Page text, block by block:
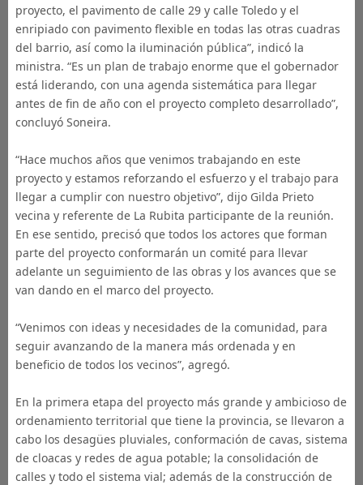
proyecto, el pavimento de calle 29 y calle Toledo y el
enripiado con pavimento flexible en todas las otras cuadras
del barrio, así como la iluminación pública”, indicó la
ministra. “Es un plan de trabajo enorme que el gobernador
está liderando, con una agenda sistemática para llegar
antes de fin de año con el proyecto completo desarrollado”,
concluyó Soneira.
“Hace muchos años que venimos trabajando en este
proyecto y estamos reforzando el esfuerzo y el trabajo para
llegar a cumplir con nuestro objetivo”, dijo Gilda Prieto
vecina y referente de La Rubita participante de la reunión.
En ese sentido, precisó que todos los actores que forman
parte del proyecto conformarán un comité para llevar
adelante un seguimiento de las obras y los avances que se
van dando en el marco del proyecto.
“Venimos con ideas y necesidades de la comunidad, para
seguir avanzando de la manera más ordenada y en
beneficio de todos los vecinos”, agregó.
En la primera etapa del proyecto más grande y ambicioso de
ordenamiento territorial que tiene la provincia, se llevaron a
cabo los desagües pluviales, conformación de cavas, sistema
de cloacas y redes de agua potable; la consolidación de
calles y todo el sistema vial; además de la construcción de